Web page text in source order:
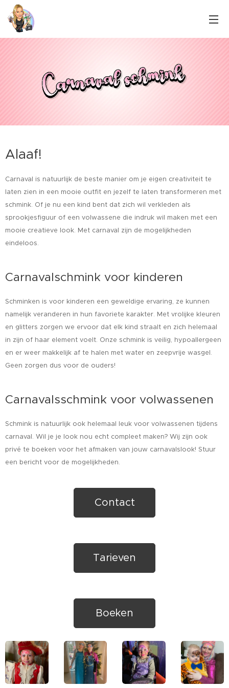
Alaaf!
Carnaval is natuurlijk de beste manier om je eigen creativiteit te
laten zien in een mooie outfit en jezelf te laten transformeren met
schmink. Of je nu een kind bent dat zich wil verkleden als
sprookjesfiguur of een volwassene die indruk wil maken met een
mooie creatieve look. Met carnaval zijn de mogelijkheden
eindeloos.
Carnavalschmink voor kinderen
Schminken is voor kinderen een geweldige ervaring, ze kunnen
namelijk veranderen in hun favoriete karakter. Met vrolijke kleuren
en glitters zorgen we ervoor dat elk kind straalt en zich helemaal
in zijn of haar element voelt. Onze schmink is veilig, hypoallergeen
en er weer makkelijk af te halen met water en zeepvrije wasgel.
Geen zorgen dus voor de ouders!
Carnavalsschmink voor volwassenen
Schmink is natuurlijk ook helemaal leuk voor volwassenen tijdens
carnaval. Wil je je look nou echt compleet maken? Wij zijn ook
privé te boeken voor het afmaken van jouw carnavalslook! Stuur
een bericht voor de mogelijkheden.
Contact
Tarieven
Boeken